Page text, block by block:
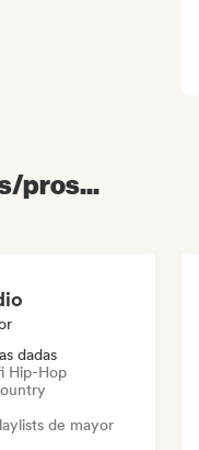
pros...
dadas
Hip-Hop
de mayor